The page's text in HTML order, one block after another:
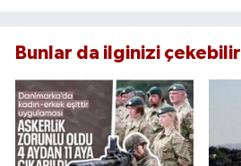
Bunlar da ilginizi çekebilir